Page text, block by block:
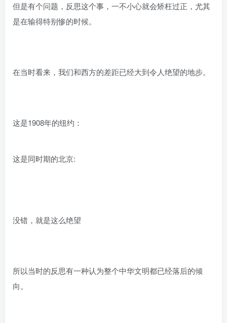
但是有个问题，反思这个事，一不小心就会矫枉过正，尤其
是在输得特别惨的时候。
在当时看来，我们和西方的差距已经大到令人绝望的地步。
这是1908年的纽约：
这是同时期的北京:
没错，就是这么绝望
所以当时的反思有一种认为整个中华文明都已经落后的倾
向。